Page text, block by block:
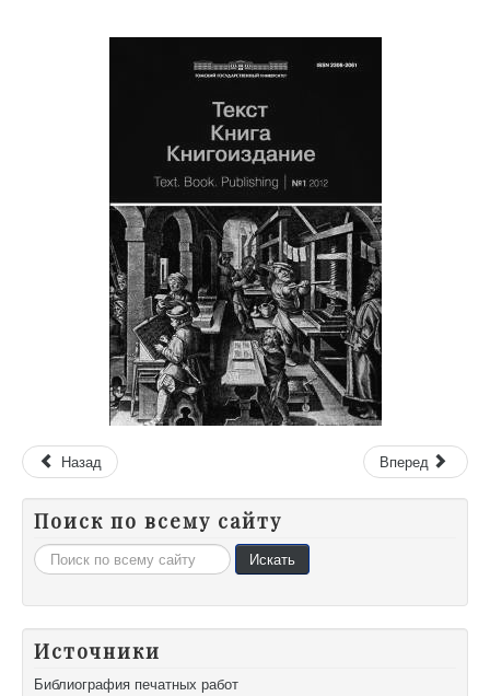
Назад Вперед
Поиск по всему сайту
Искать... Искать
Источники
Библиография печатных работ